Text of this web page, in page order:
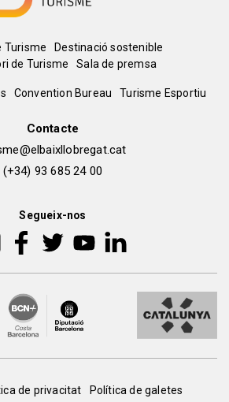
Turisme
Destinació sostenible
de Turisme
Sala de premsa
Convention Bureau Turisme Esportiu
Contacte
(+34) 93 685 24 00
Segueix-nos
de privacitat Política de galetes